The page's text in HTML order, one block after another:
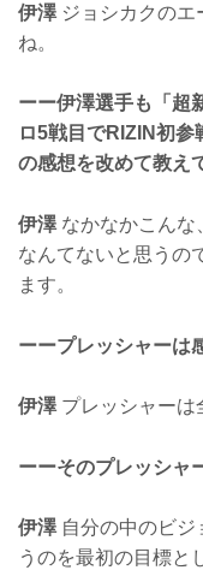
伊澤ジョシカクのエ
ね。
ーー伊澤選手も「超
ロ5戦目でRIZIN初参
の感想を改めて教え
伊澤なかなかこんな
なんてないと思うの
ます。
ーープレッシャーは
伊澤プレッシャーは
ーーそのプレッシャ
伊澤自分の中のビジ
うのを最初の目標と